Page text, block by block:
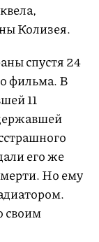
Колизея.
спустя 24
фильма. В
11
его же
Но ему
своим